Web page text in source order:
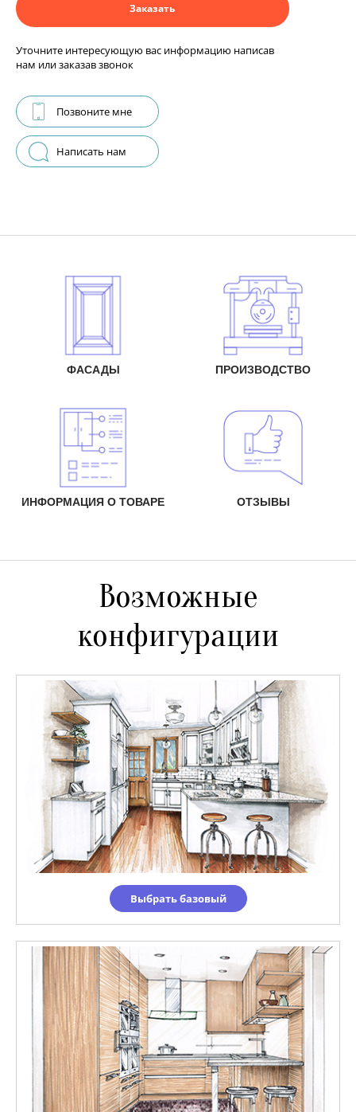
Заказать
Уточните интересующую вас информацию написав
нам или заказав звонок
Позвоните мне
Написать нам
ФАСАДЫ ПРОИЗВОДСТВО
ИНФОРМАЦИЯ О ТОВАРЕ ОТЗЫВЫ
Возможные
конфигурации
Выбрать базовый